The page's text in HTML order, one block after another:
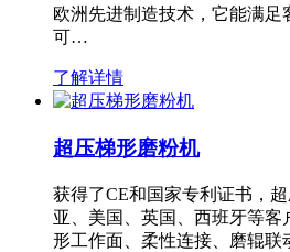
欧洲先进制造技术，它能满足
可…
了解详情
超压梯形磨粉机
获得了CE和国家专利证书，
亚、美国、英国、西班牙等
形工作面、柔性连接、磨辊联